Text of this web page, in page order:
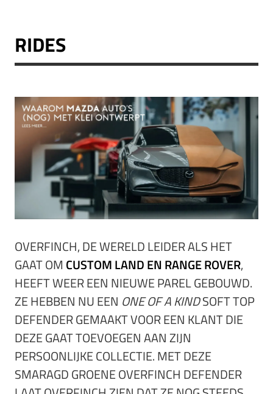
RIDES
OVERFINCH, DE WERELD LEIDER ALS HET
GAAT OM CUSTOM LAND EN RANGE ROVER,
HEEFT WEER EEN NIEUWE PAREL GEBOUWD.
ZE HEBBEN NU EEN ONE OF A KINDSOFT TOP
DEFENDER GEMAAKT VOOR EEN KLANT DIE
DEZE GAAT TOEVOEGEN AAN ZIJN
PERSOONLIJKE COLLECTIE. MET DEZE
SMARAGD GROENE OVERFINCH DEFENDER